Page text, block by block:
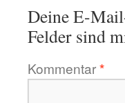
Deine E-
Felder sind
Kommentar*